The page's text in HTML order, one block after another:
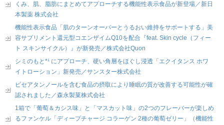
くみ、肌、脂肪にまとめてアプローチする機能性表示食品が新登場／新日
本製薬 株式会社
機能性表示食品「肌のターンオーバーとうるおい維持をサポートする」美
容サプリメント還元型コエンザイムQ10を配合『feat. Skin cycle（フィー
ト スキンサイクル）』が新発売／株式会社Quon
シミのもと*¹ にアプローチ、硬い角層をほぐし浸透「エクイタンス ホワ
イトローション」新発売／サンスター株式会社
ピセアタンノールを含む食品の摂取により睡眠の質が改善する可能性が確
認されました／森永製菓株式会社
1箱で「葡萄＆カシス味」と「マスカット味」の2つのフレーバーが楽しめ
るファンケル「ディープチャージ コラーゲン 2種の葡萄ゼリー」（機能性